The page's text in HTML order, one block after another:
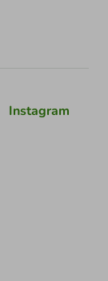
Instagram